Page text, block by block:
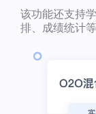
该功能还支持
排、成绩统计等